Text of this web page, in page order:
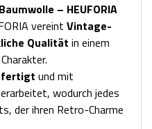
– HEUFORIA
vereint Vintage-
Qualität in einem
und mit
wodurch jedes
der ihren Retro-Charme